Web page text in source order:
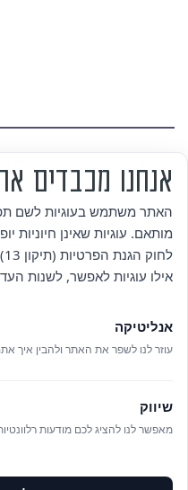
לפרטים
אזור אישי
מדיניות פרטיות
הצהרת נגישות
ניהול עוגיות
אנחנו מכבדים
האתר משתמש בעוגיות לשם
מותאם. עוגיות שאינן
אילו עוגיות לאפשר, לשנות
אנליטיקה
עוזר לנו לשפר את האתר ולהבין איך
שיווק
מאפשר לנו להציג לכם מודעות